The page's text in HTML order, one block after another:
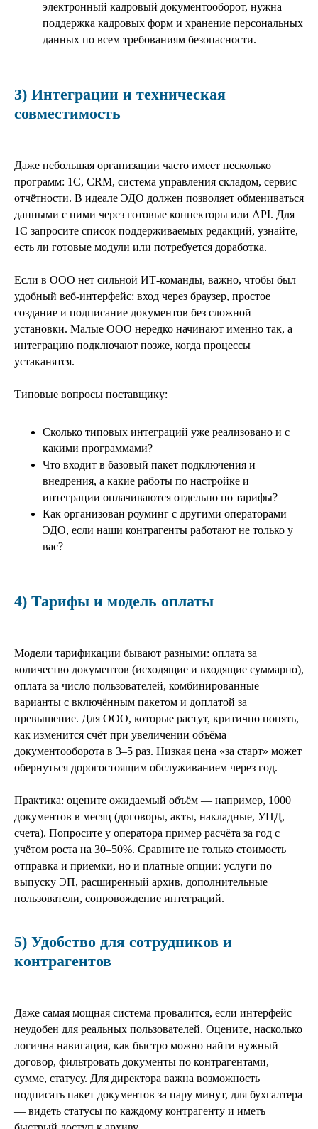
электронный кадровый документооборот, нужна
поддержка кадровых форм и хранение персональных
данных по всем требованиям безопасности.
3) Интеграции и техническая
совместимость
Даже небольшая организации часто имеет несколько
программ: 1С, CRM, система управления складом, сервис
отчётности. В идеале ЭДО должен позволяет обмениваться
данными с ними через готовые коннекторы или API. Для
1С запросите список поддерживаемых редакций, узнайте,
есть ли готовые модули или потребуется доработка.
Если в ООО нет сильной ИТ‑команды, важно, чтобы был
удобный веб‑интерфейс: вход через браузер, простое
создание и подписание документов без сложной
установки. Малые ООО нередко начинают именно так, а
интеграцию подключают позже, когда процессы
устаканятся.
Типовые вопросы поставщику:
Сколько типовых интеграций уже реализовано и с
какими программами?
Что входит в базовый пакет подключения и
внедрения, а какие работы по настройке и
интеграции оплачиваются отдельно по тарифы?
Как организован роуминг с другими операторами
ЭДО, если наши контрагенты работают не только у
вас?
4) Тарифы и модель оплаты
Модели тарификации бывают разными: оплата за
количество документов (исходящие и входящие суммарно),
оплата за число пользователей, комбинированные
варианты с включённым пакетом и доплатой за
превышение. Для ООО, которые растут, критично понять,
как изменится счёт при увеличении объёма
документооборота в 3–5 раз. Низкая цена «за старт» может
обернуться дорогостоящим обслуживанием через год.
Практика: оцените ожидаемый объём — например, 1000
документов в месяц (договоры, акты, накладные, УПД,
счета). Попросите у оператора пример расчёта за год с
учётом роста на 30–50%. Сравните не только стоимость
отправка и приемки, но и платные опции: услуги по
выпуску ЭП, расширенный архив, дополнительные
пользователи, сопровождение интеграций.
5) Удобство для сотрудников и
контрагентов
Даже самая мощная система провалится, если интерфейс
неудобен для реальных пользователей. Оцените, насколько
логична навигация, как быстро можно найти нужный
договор, фильтровать документы по контрагентами,
сумме, статусу. Для директора важна возможность
подписать пакет документов за пару минут, для бухгалтера
— видеть статусы по каждому контрагенту и иметь